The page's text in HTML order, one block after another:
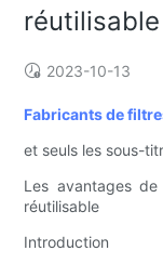
réutilisable
2023-10-13
Fabricants de
et seuls les sous-
Les avantages
réutilisable
Introduction